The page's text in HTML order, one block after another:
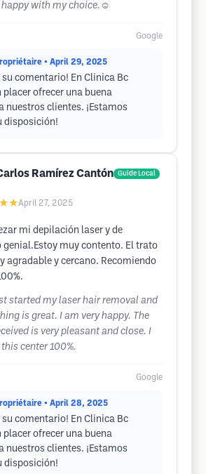
happy with my choice.☺️
Google
• April 29, 2025
su comentario! En Clinica Bc
placer ofrecer una buena
nuestros clientes. ¡Estamos
disposición!
Ramírez Cantón Guide Local
April 27, 2025
mi depilación laser y de
genial.Estoy muy contento. El trato
agradable y cercano. Recomiendo
started my laser hair removal and
is great. I am very happy. The
is very pleasant and close. I
center 100%.
Google
• April 28, 2025
su comentario! En Clinica Bc
placer ofrecer una buena
nuestros clientes. ¡Estamos
disposición!